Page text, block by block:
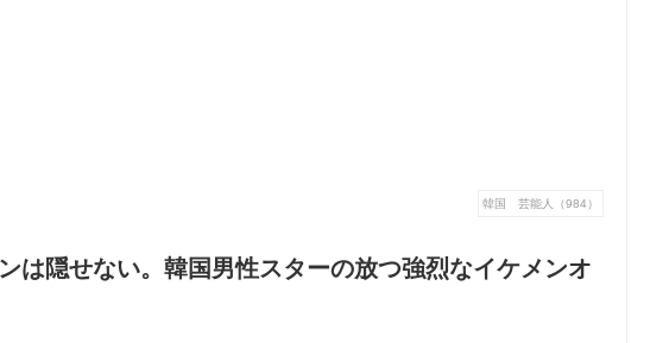
韓国 芸能人（984）
は隠せない。韓国男性スターの放つ強烈なイケメンオ